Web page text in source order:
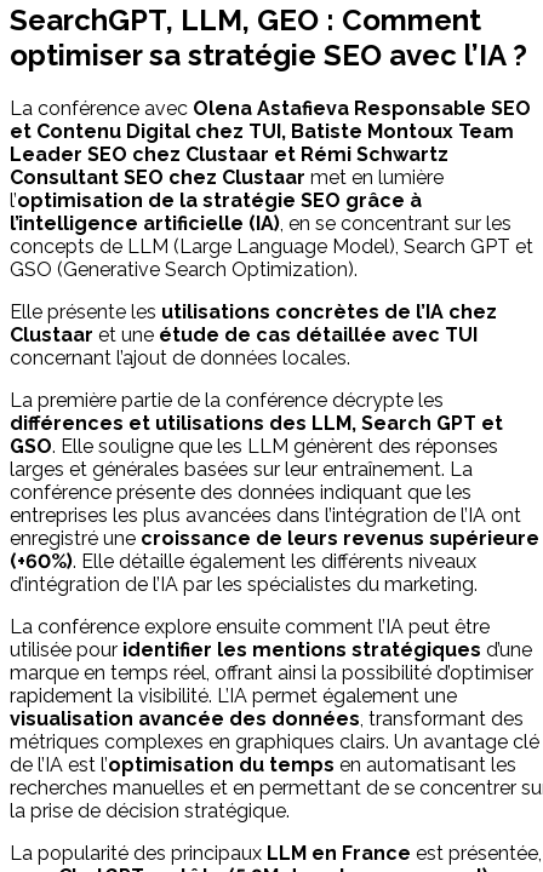
SearchGPT, LLM, GEO : Comment
optimiser sa stratégie SEO avec l’IA ?
La conférence avec Olena Astafieva Responsable SEO
et Contenu Digital chez TUI, Batiste Montoux Team
Leader SEO chez Clustaar et Rémi Schwartz
Consultant SEO chez Clustaar met en lumière
l’optimisation de la stratégie SEO grâce à
l’intelligence artificielle (IA), en se concentrant sur les
concepts de LLM (Large Language Model), Search GPT et
GSO (Generative Search Optimization).
Elle présente les utilisations concrètes de l’IA chez
Clustaar et une étude de cas détaillée avec TUI
concernant l’ajout de données locales.
La première partie de la conférence décrypte les
différences et utilisations des LLM, Search GPT et
GSO. Elle souligne que les LLM génèrent des réponses
larges et générales basées sur leur entraînement. La
conférence présente des données indiquant que les
entreprises les plus avancées dans l’intégration de l’IA ont
enregistré une croissance de leurs revenus supérieure
(+60%). Elle détaille également les différents niveaux
d’intégration de l’IA par les spécialistes du marketing.
La conférence explore ensuite comment l’IA peut être
utilisée pour identifier les mentions stratégiques d’une
marque en temps réel, offrant ainsi la possibilité d’optimiser
rapidement la visibilité. L’IA permet également une
visualisation avancée des données, transformant des
métriques complexes en graphiques clairs. Un avantage clé
de l’IA est l’optimisation du temps en automatisant les
recherches manuelles et en permettant de se concentrer
la prise de décision stratégique.
La popularité des principaux LLM en France est présentée,